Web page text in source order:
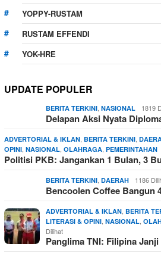
YOPPY-RUSTAM
RUSTAM EFFENDI
YOK-HRE
UPDATE POPULER
BERITA TERKINI, NASIONAL 1819
Delapan Aksi Nyata
ADVERTORIAL & IKLAN, BERITA TERKINI,
OPINI, NASIONAL, OLAHRAGA, PEMERINTAHAN
Politisi PKB: Jangankan 1 Bulan, 3
BERITA TERKINI, DAERAH 1186
Bencoolen Coffee Bangun
ADVERTORIAL & IKLAN, BERITA
LITERASI & OPINI, NASIONAL,
Dilihat
Panglima TNI: Filipina